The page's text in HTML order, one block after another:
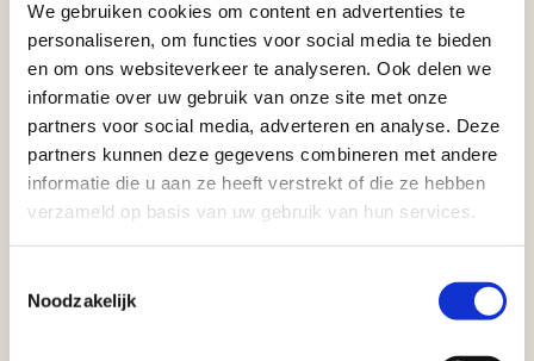
We gebruiken cookies om content en advertenties te
personaliseren, om functies voor social media te bieden
en om ons websiteverkeer te analyseren. Ook delen we
informatie over uw gebruik van onze site met onze
partners voor social media, adverteren en analyse. Deze
partners kunnen deze gegevens combineren met andere
informatie die u aan ze heeft verstrekt of die ze hebben
verzameld op basis van uw gebruik van hun services.
Noodzakelijk
tuinmaterialen bieden wij een breed assortiment
aan producten van topkwaliteit. Lees meer over de
zakelijke mogelijkheden
Aangepaste openingstijden tijdens de
vakantieperiode
Waardenburg en Vego Dordrecht hanteren tijdens
de vakantieperiode aangepaste openingstijden op
zaterdag. Bekijk de vestigingspagina voor de
actuele openingstijden.